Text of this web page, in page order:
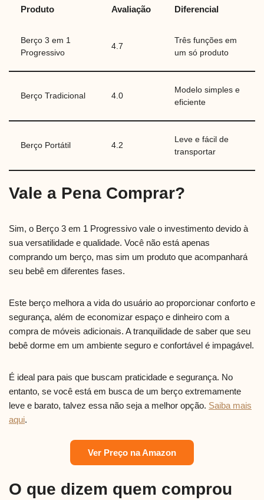
Produto Avaliação Diferencial
Berço 3 em 1
Progressivo
4.7
Três funções em
um só produto
Berço Tradicional 4.0
Modelo simples e
eficiente
Berço Portátil 4.2
Leve e fácil de
transportar
Vale a Pena Comprar?
Sim, o Berço 3 em 1 Progressivo vale o investimento devido à
sua versatilidade e qualidade. Você não está apenas
comprando um berço, mas sim um produto que acompanhará
seu bebê em diferentes fases.
Este berço melhora a vida do usuário ao proporcionar conforto e
segurança, além de economizar espaço e dinheiro com a
compra de móveis adicionais. A tranquilidade de saber que seu
bebê dorme em um ambiente seguro e confortável é impagável.
É ideal para pais que buscam praticidade e segurança. No
entanto, se você está em busca de um berço extremamente
leve e barato, talvez essa não seja a melhor opção. Saiba mais
aqui.
Ver Preço na Amazon
O que dizem quem comprou